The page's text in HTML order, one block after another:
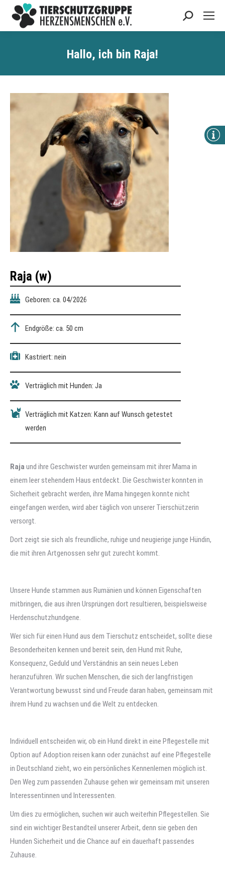
Search:
Hallo, ich bin Raja!
Raja (w)
Geboren: ca. 04/2026
Endgröße: ca. 50 cm
Kastriert: nein
Verträglich mit Hunden: Ja
Verträglich mit Katzen: Kann auf Wunsch getestet
werden
Raja und ihre Geschwister wurden gemeinsam mit ihrer Mama in
einem leer stehendem Haus entdeckt. Die Geschwister konnten in
Sicherheit gebracht werden, ihre Mama hingegen konnte nicht
eingefangen werden, wird aber täglich von unserer Tierschützerin
versorgt.
Dort zeigt sie sich als freundliche, ruhige und neugierige junge Hündin,
die mit ihren Artgenossen sehr gut zurecht kommt.
Unsere Hunde stammen aus Rumänien und können Eigenschaften
mitbringen, die aus ihren Ursprüngen dort resultieren, beispielsweise
Herdenschutzhundgene.
Wer sich für einen Hund aus dem Tierschutz entscheidet, sollte diese
Besonderheiten kennen und bereit sein, den Hund mit Ruhe,
Konsequenz, Geduld und Verständnis an sein neues Leben
heranzuführen. Wir suchen Menschen, die sich der langfristigen
Verantwortung bewusst sind und Freude daran haben, gemeinsam mit
ihrem Hund zu wachsen und die Welt zu entdecken.
Individuell entscheiden wir, ob ein Hund direkt in eine Pflegestelle mit
Option auf Adoption reisen kann oder zunächst auf eine Pflegestelle
in Deutschland zieht, wo ein persönliches Kennenlernen möglich ist.
Den Weg zum passenden Zuhause gehen wir gemeinsam mit unseren
Interessentinnen und Interessenten.
Um dies zu ermöglichen, suchen wir auch weiterhin Pflegestellen. Sie
sind ein wichtiger Bestandteil unserer Arbeit, denn sie geben den
Hunden Sicherheit und die Chance auf ein dauerhaft passendes
Zuhause.